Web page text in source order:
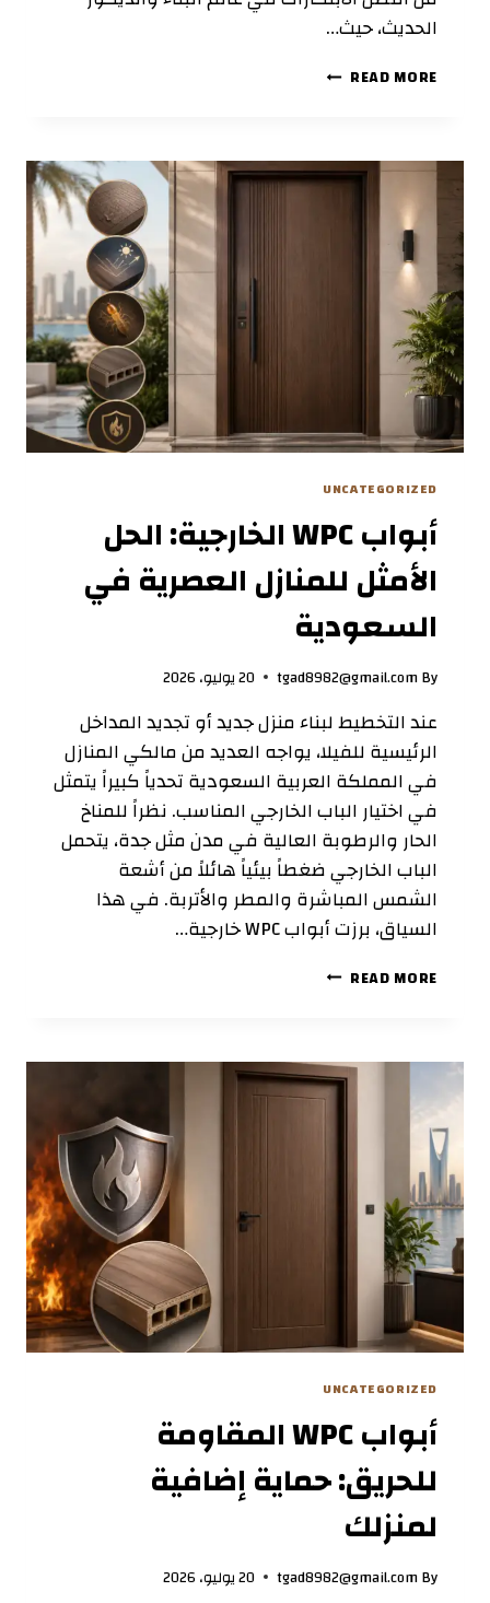
الحديث، حيث…
READ MORE أبواب
للرطوبة
والأناقة
UNCATEGORIZED
أبواب WPC الخارجية: الحل
الأمثل للمنازل العصرية في
السعودية
By
tgad8982@gmail.com 20 يوليو، 2026
عند التخطيط لبناء منزل جديد أو تجديد المداخل
الرئيسية للفيلا، يواجه العديد من مالكي المنازل
في المملكة العربية السعودية تحدياً كبيراً يتمثل
في اختيار الباب الخارجي المناسب. نظراً للمناخ
الحار والرطوبة العالية في مدن مثل جدة، يتحمل
الباب الخارجي ضغطاً بيئياً هائلاً من أشعة
الشمس المباشرة والمطر والأتربة. في هذا
السياق، برزت أبواب WPC خارجية…
READ MORE أبواب
الأمثل
للمنازل
UNCATEGORIZED
أبواب WPC المقاومة
للحريق: حماية إضافية
لمنزلك
By
tgad8982@gmail.com 20 يوليو، 2026